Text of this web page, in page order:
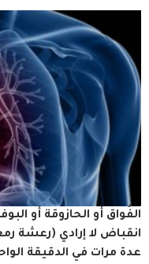
الفُواق أو الحازوقة أو
انقباض لا إرادي (رعشة
عدة مرات في الدقيقة